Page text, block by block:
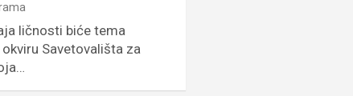
ličnosti biće tema
Savetovališta za